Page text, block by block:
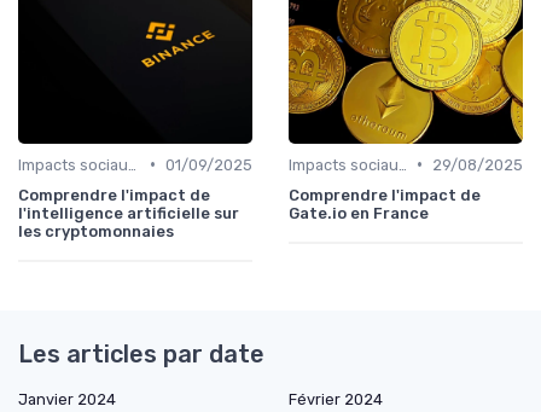
• 01/09/2025
Comprendre l'impact de
l'intelligence artificielle sur
les cryptomonnaies
•
29/08/2025
Comprendre l'impact de
Gate.io en France
Les articles par date
Janvier 2024
Février 2024